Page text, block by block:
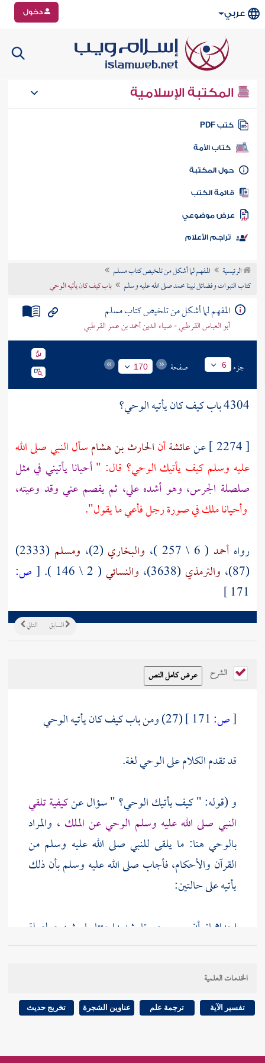
عربي دخول
المكتبة الإسلامية
كتب PDF
كتاب الأمة
المكتبة
الكتب
موضوعي
تراجم الأعلام
الرئيسية
المفهم لما أشكل من تلخيص كتاب مسلم
كتاب النبوات وفضائل نبينا محمد صلى الله عليه وسلم
باب كيف كان يأتيه الوحي
المفهم لما أشكل من تلخيص كتاب مسلم
أبو العباس القرطبي - ضياء الدين أحمد بن عمر القرطبي
جزء 6 صفحة 170
4304 باب كيف كان يأتيه الوحي؟
[ 2274 ] عن
عائشةأنالحارث بن هشامسأل النبي صلى الله
عليه وسلم كيف يأتيك الوحي؟ قال: "أحيانا يأتيني في مثل
صلصلة الجرس، وهو أشده علي، ثم يفصم عني وقد وعيته،
وأحيانا ملك في صورة رجل فأعي ما يقول".
رواه أحمد ( 6 \ 257 )، والبخاري (2)، ومسلم
(2333)
(87)،
والترمذي (3638)، والنسائي ( 2 \ 146 ).
[ ص:
171 ]
التالي السابق
الشرح
[ص:
(27) ومن باب كيف كان يأتيه الوحي
قد تقدم الكلام على الوحي لغة.
و (قوله: " كيف يأتيك الوحي؟ " سؤال عنكيفية تلقي
النبي صلى الله عليه وسلم الوحي عن الملك ، والمراد
بالوحي هنا: ما يلقى للنبي صلى الله عليه وسلم من
القرآن والأحكام، فأجاب صلى الله عليه وسلم بأن ذلك
يأتيه على حالتين:
إحداهما: أن يسمع صوتا شديدا متتابعا يشبه صلصلة
الجرس، وهو الناقوس، أو شبهه، وهو الذي تعلقه
العرب في أعناق الإبل لصوته، وقال بعض العلماء: وعلى
هذا النحو تتلقى الملائكة الوحي عن الله تعالى، كما جاء
في الحديث الصحيح: " إذا قضى الله الأمر في السماء
سلسلة على صفوان.
الخدمات العلمية
تفسير الآية ترجمة علم عناوين الشجرة تخريج حديث